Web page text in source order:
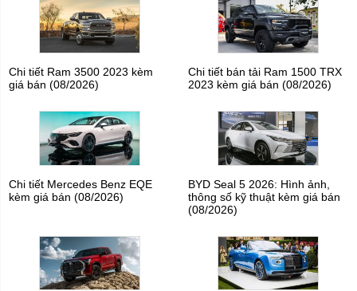
Chi tiết Ram 3500 2023 kèm
giá bán (08/2026)
Chi tiết bán tải Ram 1500 TRX
2023 kèm giá bán (08/2026)
Chi tiết Mercedes Benz EQE
kèm giá bán (08/2026)
BYD Seal 5 2026: Hình ảnh,
thông số kỹ thuật kèm giá bán
(08/2026)